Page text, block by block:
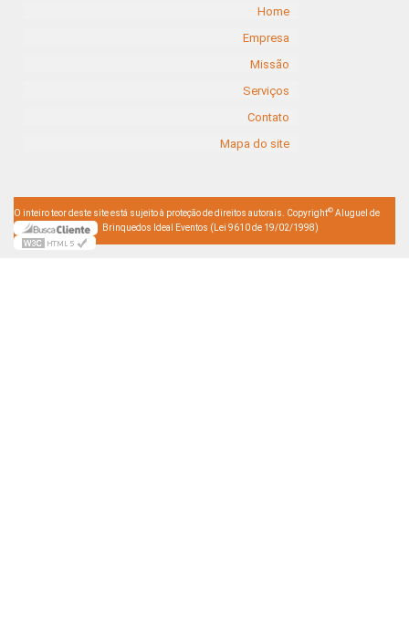
Home
Empresa
Missão
Serviços
Contato
Mapa do site
O inteiro teor deste site está sujeito à proteção de direitos autorais. Copyright© Aluguel de
Brinquedos Ideal Eventos (Lei 9610 de 19/02/1998)